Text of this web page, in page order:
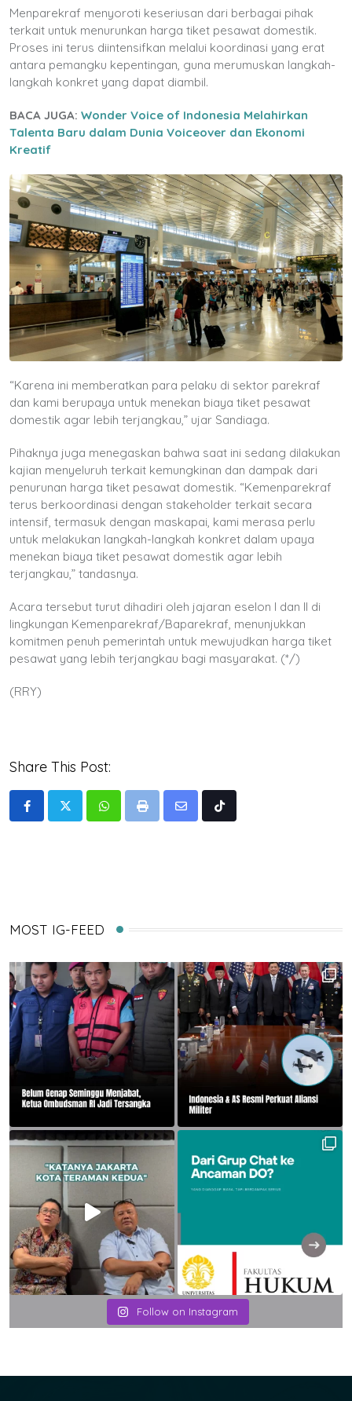
Menparekraf menyoroti keseriusan dari berbagai pihak
terkait untuk menurunkan harga tiket pesawat domestik.
Proses ini terus diintensifkan melalui koordinasi yang erat
antara pemangku kepentingan, guna merumuskan langkah-
langkah konkret yang dapat diambil.
BACA JUGA: Wonder Voice of Indonesia Melahirkan
Talenta Baru dalam Dunia Voiceover dan Ekonomi
Kreatif
“Karena ini memberatkan para pelaku di sektor parekraf
dan kami berupaya untuk menekan biaya tiket pesawat
domestik agar lebih terjangkau,” ujar Sandiaga.
Pihaknya juga menegaskan bahwa saat ini sedang dilakukan
kajian menyeluruh terkait kemungkinan dan dampak dari
penurunan harga tiket pesawat domestik. “Kemenparekraf
terus berkoordinasi dengan stakeholder terkait secara
intensif, termasuk dengan maskapai, kami merasa perlu
untuk melakukan langkah-langkah konkret dalam upaya
menekan biaya tiket pesawat domestik agar lebih
terjangkau,” tandasnya.
Acara tersebut turut dihadiri oleh jajaran eselon I dan II di
lingkungan Kemenparekraf/Baparekraf, menunjukkan
komitmen penuh pemerintah untuk mewujudkan harga tiket
pesawat yang lebih terjangkau bagi masyarakat. (*/)
(RRY)
Share This Post:
WhatsappPrint
Share
Tiktok
MOST IG-FEED
Follow on Instagram